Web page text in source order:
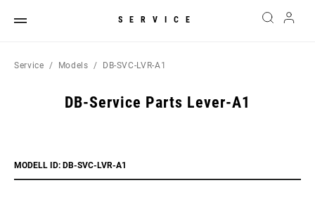
SERVICE
Service Models DB-SVC-LVR-A1
DB-Service Parts Lever-A1
MODELL ID: DB-SVC-LVR-A1